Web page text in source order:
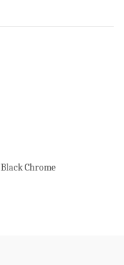
Chrome